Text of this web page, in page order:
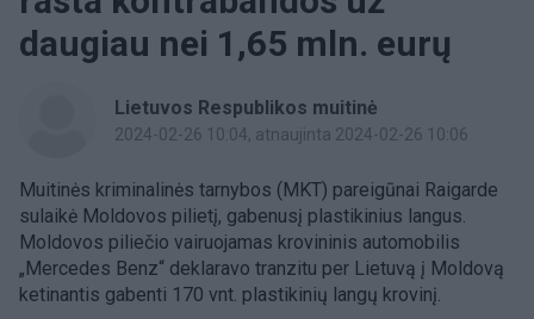
daugiau nei 1,65 mln. eurų
Lietuvos Respublikos muitinė
2024-02-26 10:04, atnaujinta 2024-02-26 10:06
Muitinės kriminalinės tarnybos (MKT) pareigūnai Raigarde
sulaikė Moldovos pilietį, gabenusį plastikinius langus.
Moldovos piliečio vairuojamas krovininis automobilis
„Mercedes Benz“ deklaravo tranzitu per Lietuvą į Moldovą
ketinantis gabenti 170 vnt. plastikinių langų krovinį.